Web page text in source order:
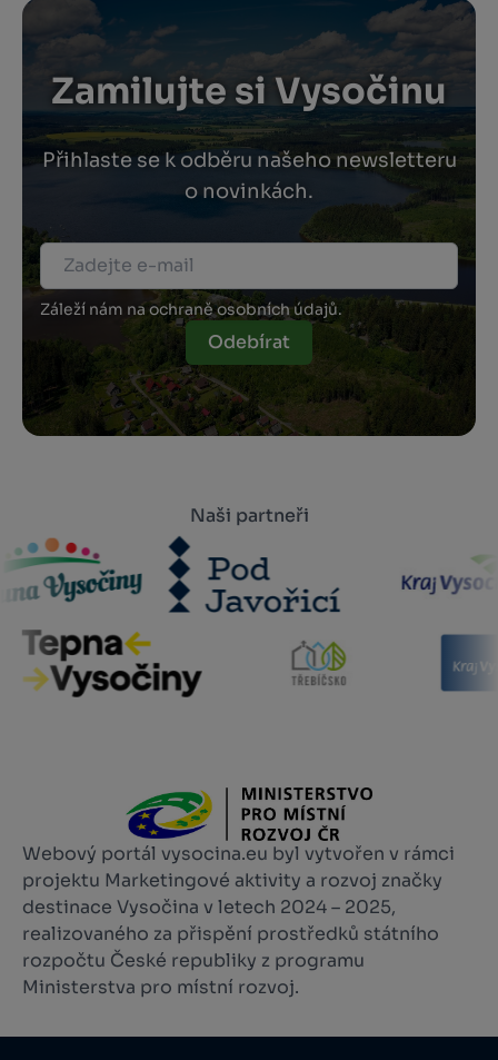
Zamilujte si Vysočinu
Přihlaste se k odběru našeho newsletteru
o novinkách.
Záleží nám na ochraně osobních údajů.
Odebírat
Naši partneři
Webový portál vysocina.eu byl vytvořen v rámci
projektu Marketingové aktivity a rozvoj značky
destinace Vysočina v letech 2024 – 2025,
realizovaného za přispění prostředků státního
rozpočtu České republiky z programu
Ministerstva pro místní rozvoj.